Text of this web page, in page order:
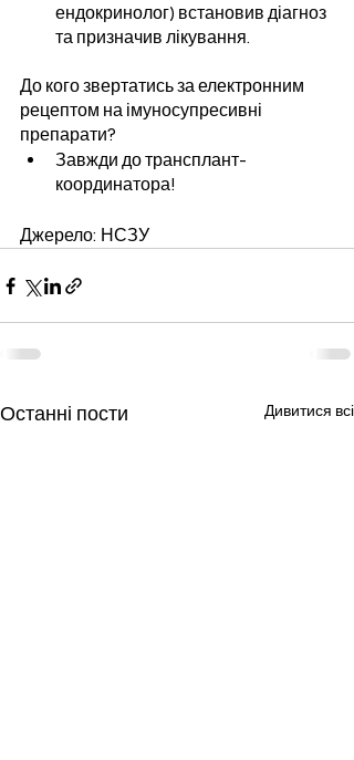
ендокринолог) встановив діагноз
та призначив лікування.
До кого звертатись за електронним
рецептом на імуносупресивні
препарати?
Завжди до трансплант-
координатора!
Джерело: НСЗУ
Останні пости Дивитися всі